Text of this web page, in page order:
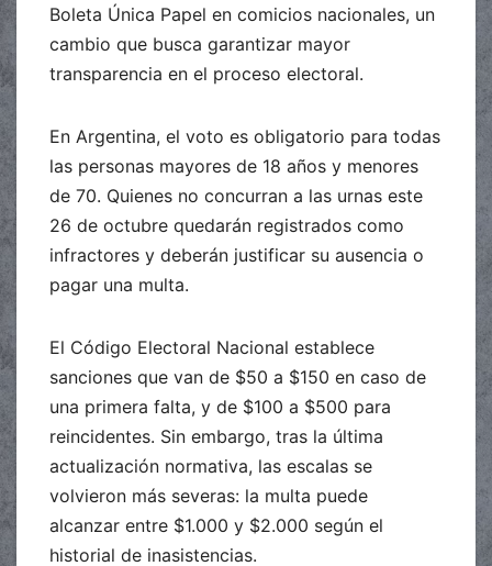
Boleta Única Papel en comicios nacionales, un
cambio que busca garantizar mayor
transparencia en el proceso electoral.
En Argentina, el voto es obligatorio para todas
las personas mayores de 18 años y menores
de 70. Quienes no concurran a las urnas este
26 de octubre quedarán registrados como
infractores y deberán justificar su ausencia o
pagar una multa.
El Código Electoral Nacional establece
sanciones que van de $50 a $150 en caso de
una primera falta, y de $100 a $500 para
reincidentes. Sin embargo, tras la última
actualización normativa, las escalas se
volvieron más severas: la multa puede
alcanzar entre $1.000 y $2.000 según el
historial de inasistencias.